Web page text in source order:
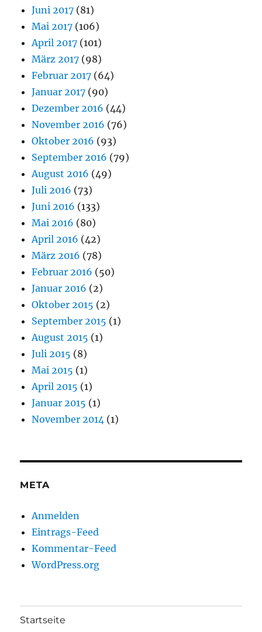
Juni 2017 (81)
Mai 2017 (106)
April 2017 (101)
März 2017 (98)
Februar 2017 (64)
Januar 2017 (90)
Dezember 2016 (44)
November 2016 (76)
Oktober 2016 (93)
September 2016 (79)
August 2016 (49)
Juli 2016 (73)
Juni 2016 (133)
Mai 2016 (80)
April 2016 (42)
März 2016 (78)
Februar 2016 (50)
Januar 2016 (2)
Oktober 2015 (2)
September 2015 (1)
August 2015 (1)
Juli 2015 (8)
Mai 2015 (1)
April 2015 (1)
Januar 2015 (1)
November 2014 (1)
META
Anmelden
Eintrags-Feed
Kommentar-Feed
WordPress.org
Startseite